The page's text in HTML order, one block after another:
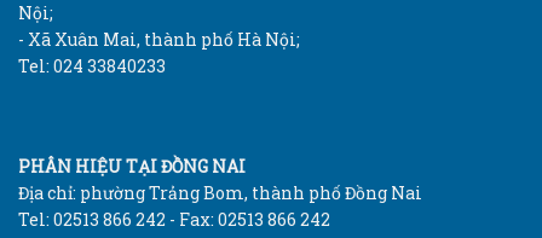
Nội;
- Xã Xuân Mai, thành phố Hà Nội;
Tel: 024 33840233
PHÂN HIỆU TẠI ĐỒNG NAI
Địa chỉ: phường Trảng Bom, thành phố Đồng Nai
Tel: 02513 866 242 - Fax: 02513 866 242